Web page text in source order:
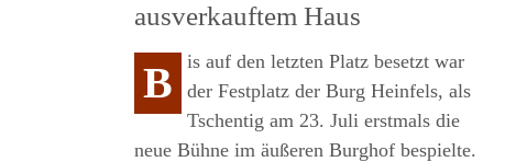
ausverkauftem Haus
B
is auf den letzten Platz besetzt war
der Festplatz der Burg Heinfels, als
Tschentig am 23. Juli erstmals die
neue Bühne im äußeren Burghof bespielte.